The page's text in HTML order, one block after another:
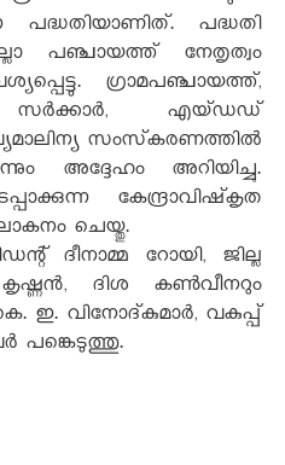
പദ്ധതി
പഞ്ചായത്ത് നേതൃത്വം
ഗ്രാമപഞ്ചായത്ത്,
സര്‍ക്കാര്‍, എയ്ഡഡ്
സംസ്‌കരണത്തില്‍
അദ്ദേഹം അറിയിച്ചു.
കേന്ദ്രാവിഷ്‌കൃത
ചെയ്തു.
ദീനാമ്മ റോയി, ജില്ല
ദിശ കണ്‍വീനറും
ഇ. വിനോദ്കുമാര്‍, വകുപ്പ്
പങ്കെടുത്തു.